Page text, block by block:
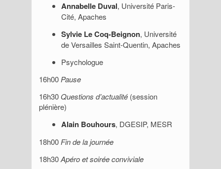
Annabelle Duval, Université Paris-
Cité, Apaches
Sylvie Le Coq-Beignon, Université
de Versailles Saint-Quentin, Apaches
Psychologue
16h00 Pause
16h30 Questions d’actualité (session
plénière)
Alain Bouhours, DGESIP, MESR
18h00 Fin de la journée
18h30Apéro et soirée conviviale